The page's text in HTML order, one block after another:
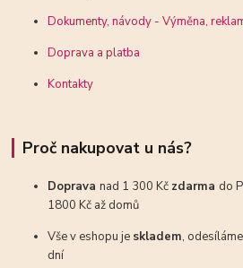
Dokumenty, návody - Výměna,
Doprava a platba
Kontakty
Proč nakupovat u nás?
Dopravanad 1 300 Kč zdarma do
1800 Kč až domů
Vše v eshopu je skladem,
dní